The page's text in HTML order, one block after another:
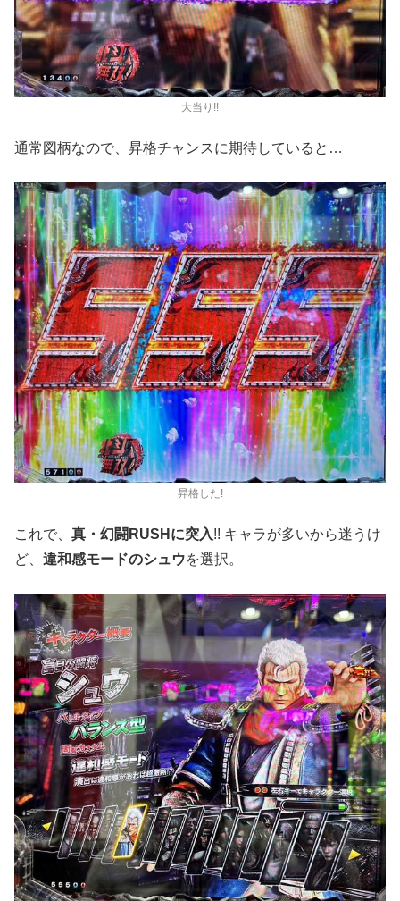
大当り!!
通常図柄なので、昇格チャンスに期待していると…
昇格した!
これで、 真・幻闘RUSHに突入!! キャラが多いから迷うけ
ど、 違和感モードのシュウを選択。